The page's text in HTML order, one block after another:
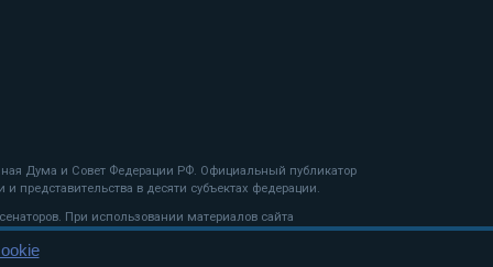
Дума и Совет Федерации РФ. Официальный публикатор
представительства в десяти субъектах федерации.
При использовании материалов сайта